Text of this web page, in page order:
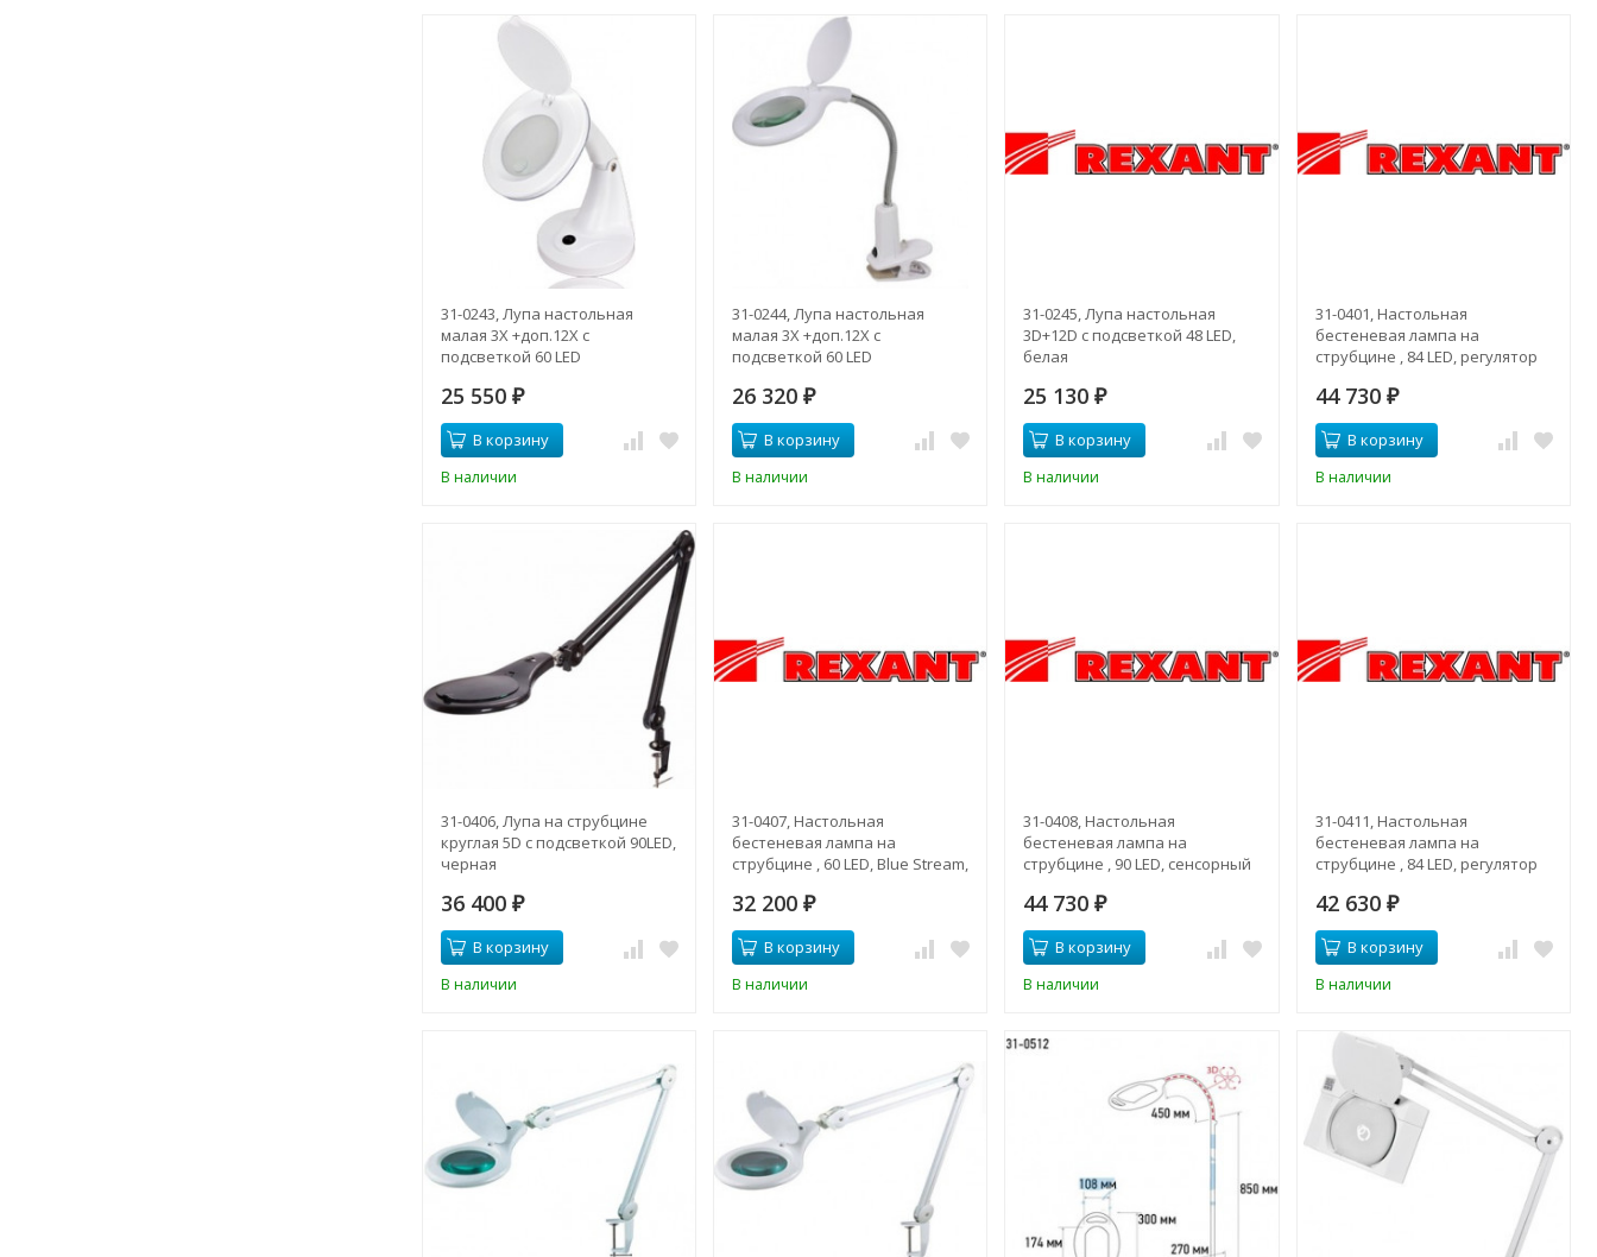
31-0243, Лупа настольная
малая 3Х +доп.12Х с
подсветкой 60 LED
25 550 ₽
В корзину
В наличии
31-0244, Лупа настольная
малая 3Х +доп.12Х с
подсветкой 60 LED
белая
26 320 ₽
В корзину
В наличии
31-0245, Лупа настольная
3D+12D с подсветкой 48 LED,
белая
25 130₽
В корзину
В наличии
31-0401, Настольная
бестеневая лампа на
струбцине , 84 LED, регулятор
44 730 ₽
В корзину
В наличии
31-0406, Лупа на струбцине
круглая 5D с подсветкой 90LED,
черная
36 400 ₽
В корзину
В наличии
31-0407, Настольная
бестеневая лампа на
струбцине , 60 LED, Blue Stream,
32 200 ₽
В корзину
В наличии
31-0408, Настольная
бестеневая лампа на
струбцине , 90 LED, сенсорный
44 730₽
В корзину
В наличии
31-0411, Настольная
бестеневая лампа на
струбцине , 84 LED, регулятор
42 630 ₽
В корзину
В наличии